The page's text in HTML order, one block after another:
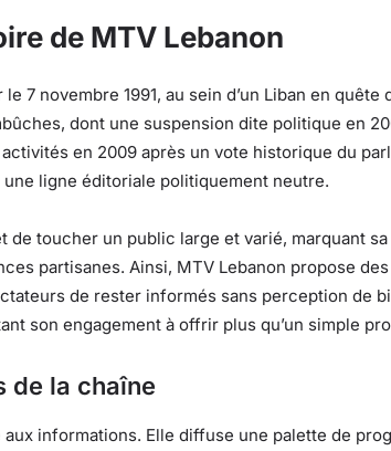
de MTV Lebanon
7 novembre 1991, au sein d’un Liban en
dont une suspension dite politique en
en 2009 après un vote historique du
ligne éditoriale politiquement neutre.
toucher un public large et varié, marquant
partisanes. Ainsi, MTV Lebanon propose
de rester informés sans perception de
son engagement à offrir plus qu’un simple
de la chaîne
informations. Elle diffuse une palette de